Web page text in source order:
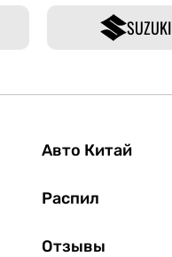
SUZUKI
Авто Китай
Распил
Отзывы